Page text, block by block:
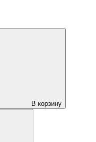
В корзину